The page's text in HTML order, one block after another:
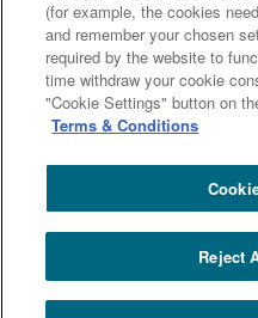
前
次の
三井住友トラストグループ100年
第２編 - 第１章 - 第４節 １ リテー
(for example, the cookies
and remember your chosen
required by the website to
time withdraw your cookie
"Cookie Settings" button on
Terms & Conditions
Reject